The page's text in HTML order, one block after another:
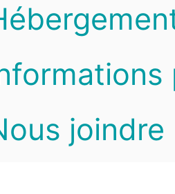
joindre